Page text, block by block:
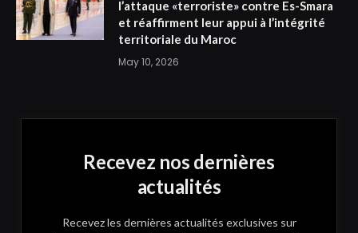
l’attaque «terroriste» contre Es-Smara
et réaffirment leur appui à l’intégrité
territoriale du Maroc
May 10, 2026
Recevez nos dernières
actualités
Recevez les dernières actualités exclusives sur